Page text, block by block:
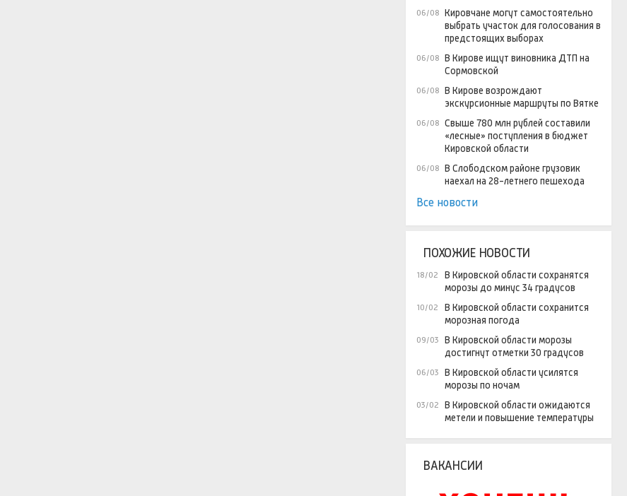
06/08 Кировчане могут самостоятельно
выбрать участок для голосования в
предстоящих выборах
06/08 В Кирове ищут виновника ДТП на
Сормовской
06/08 В Кирове возрождают
экскурсионные маршруты по Вятке
06/08 Свыше 780 млн рублей составили
«лесные» поступления в бюджет
Кировской области
06/08 В Слободском районе грузовик
наехал на 28-летнего пешехода
Все новости
ПОХОЖИЕ НОВОСТИ
18/02
В Кировской области сохранятся
морозы до минус 34 градусов
10/02
В Кировской области сохранится
морозная погода
09/03
В Кировской области морозы
достигнут отметки 30 градусов
06/03
В Кировской области усилятся
морозы по ночам
03/02
В Кировской области ожидаются
метели и повышение температуры
ВАКАНСИИ